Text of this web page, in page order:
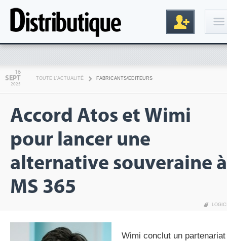
Inscription
16
SEPT
2025
TOUTE L'ACTUALITÉ FABRICANTS/EDITEURS
Accord Atos et Wimi
pour lancer une
alternative souveraine à
MS 365
Wimi conclut un partenariat